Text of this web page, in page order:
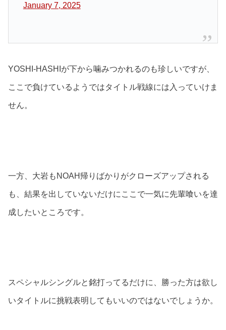
January 7, 2025
YOSHI-HASHIが下から噛みつかれるのも珍しいですが、
ここで負けているようではタイトル戦線には入っていけま
せん。
一方、大岩もNOAH帰りばかりがクローズアップされる
も、結果を出していないだけにここで一気に先輩喰いを達
成したいところです。
スペシャルシングルと銘打ってるだけに、勝った方は欲し
いタイトルに挑戦表明してもいいのではないでしょうか。